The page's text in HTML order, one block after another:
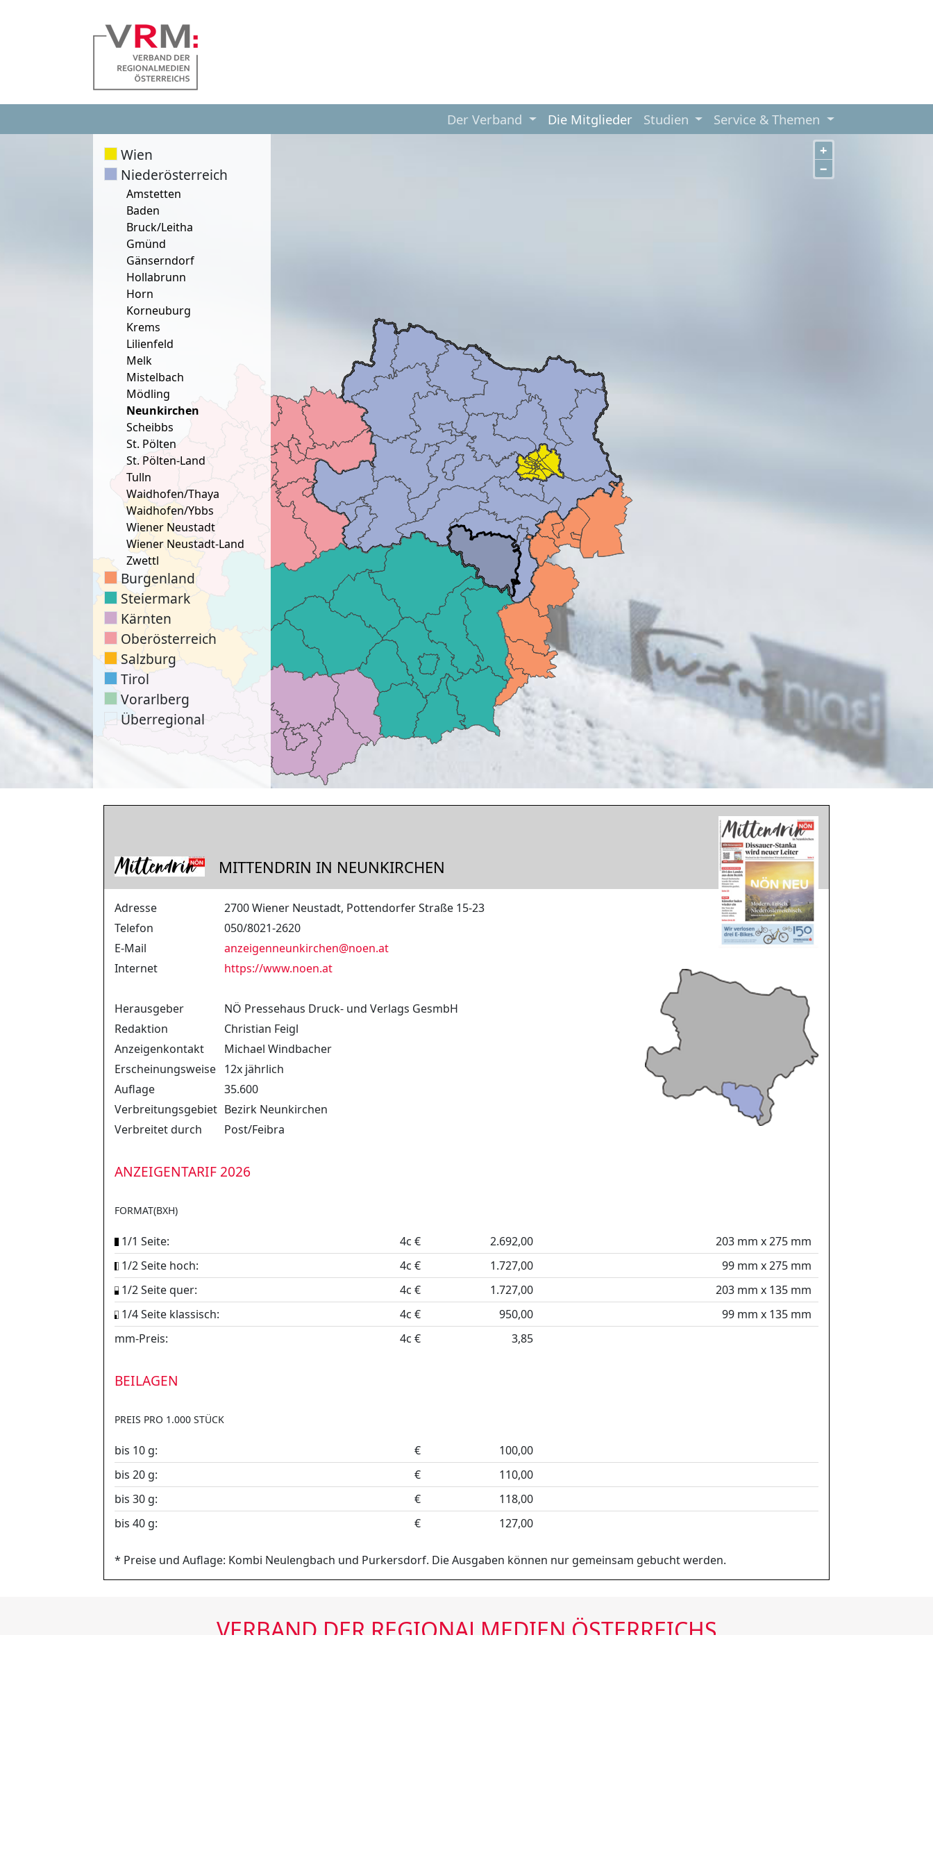
Der Verband Die Mitglieder Studien Service & Themen
+
−
Wien
Niederösterreich
Amstetten
Baden
Bruck/Leitha
Gmünd
Gänserndorf
Hollabrunn
Horn
Korneuburg
Krems
Lilienfeld
Melk
Mistelbach
Mödling
Neunkirchen
Scheibbs
St. Pölten
St. Pölten-Land
Tulln
Waidhofen/Thaya
Waidhofen/Ybbs
Wiener Neustadt
Wiener Neustadt-Land
Zwettl
Burgenland
Steiermark
Kärnten
Oberösterreich
Salzburg
Tirol
Vorarlberg
Überregional
MITTENDRIN IN NEUNKIRCHEN
Adresse
2700 Wiener Neustadt, Pottendorfer Straße 15-23
Telefon
050/8021-2620
E-Mail
anzeigenneunkirchen@noen.at
Internet
https://www.noen.at
Herausgeber
NÖ Pressehaus Druck- und Verlags GesmbH
Redaktion
Christian Feigl
Anzeigenkontakt
Michael Windbacher
Erscheinungsweise 12x jährlich
Auflage
35.600
Verbreitungsgebiet Bezirk Neunkirchen
Verbreitet durch
Post/Feibra
ANZEIGENTARIF 2026
FORMAT(BXH)
1/1 Seite: 4c € 2.692,00
203 mm x 275 mm
1/2 Seite hoch:
4c € 1.727,00
99 mm x 275 mm
1/2 Seite quer:
4c € 1.727,00
203 mm x 135 mm
1/4 Seite klassisch:
4c € 950,00
99 mm x 135 mm
mm-Preis:
4c € 3,85
BEILAGEN
PREIS PRO 1.000 STÜCK
bis 10 g: €
100,00
bis 20 g:
€
110,00
bis 30 g:
€
118,00
bis 40 g:
€ 127,00
* Preise und Auflage: Kombi Neulengbach und Purkersdorf. Die Ausgaben können nur gemeinsam gebucht werden.
VERBAND DER REGIONALMEDIEN ÖSTERREICHS